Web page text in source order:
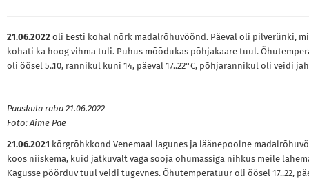
21.06.2022 oli Eesti kohal nõrk madalrõhuvöönd. Päeval oli pilverünki,
kohati ka hoog vihma tuli. Puhus mõõdukas põhjakaare tuul.
oli öösel 5..10, rannikul kuni 14, päeval 17..22°C, põhjarannikul oli veidi
Pääsküla raba 21.06.2022
Foto: Aime Pae
21.06.2021
kõrgrõhkkond Venemaal lagunes ja läänepoolne
koos niiskema, kuid jätkuvalt väga sooja õhumassiga nihkus meile
Kagusse pöörduv tuul veidi tugevnes. Õhutemperatuur oli öösel 17..22,